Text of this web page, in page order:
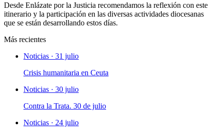
Desde Enlázate por la Justicia recomendamos la reflexión con este
itinerario y la participación en las diversas actividades diocesanas
que se están desarrollando estos días.
Más recientes
Noticias · 31 julio
Crisis humanitaria en Ceuta
Noticias · 30 julio
Contra la Trata. 30 de julio
Noticias · 24 julio